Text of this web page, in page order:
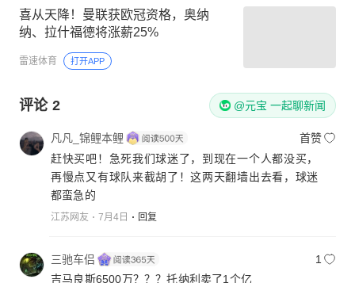
喜从天降！曼联获欧冠资格，奥纳
纳、拉什福德将涨薪25%
雷速体育 打开APP
评论 2 @元宝 一起聊新闻
凡凡_锦鲤本鲤
首赞
赶快买吧！急死我们球迷了，到现在一个人都没买，
再慢点又有球队来截胡了！这两天翻墙出去看，球迷
都蛮急的
江苏网友 7月4日 回复
三驰车侣
1
吉马良斯6500万？？？托纳利卖了1个亿